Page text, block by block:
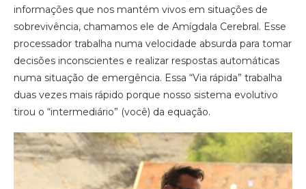
informações que nos mantém vivos em situações de
sobrevivência, chamamos ele de Amígdala Cerebral. Esse
processador trabalha numa velocidade absurda para tomar
decisões inconscientes e realizar respostas automáticas
numa situação de emergência. Essa “Via rápida” trabalha
duas vezes mais rápido porque nosso sistema evolutivo
tirou o “intermediário” (você) da equação.